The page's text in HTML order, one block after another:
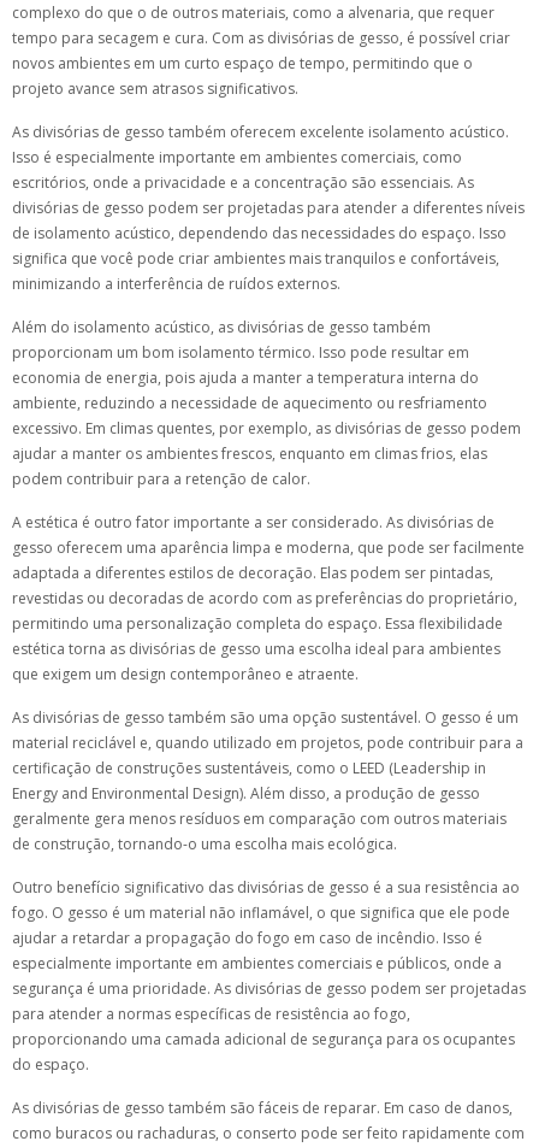
complexo do que o de outros materiais, como a alvenaria, que requer
tempo para secagem e cura. Com as divisórias de gesso, é possível criar
novos ambientes em um curto espaço de tempo, permitindo que o
projeto avance sem atrasos significativos.
As divisórias de gesso também oferecem excelente isolamento acústico.
Isso é especialmente importante em ambientes comerciais, como
escritórios, onde a privacidade e a concentração são essenciais. As
divisórias de gesso podem ser projetadas para atender a diferentes níveis
de isolamento acústico, dependendo das necessidades do espaço. Isso
significa que você pode criar ambientes mais tranquilos e confortáveis,
minimizando a interferência de ruídos externos.
Além do isolamento acústico, as divisórias de gesso também
proporcionam um bom isolamento térmico. Isso pode resultar em
economia de energia, pois ajuda a manter a temperatura interna do
ambiente, reduzindo a necessidade de aquecimento ou resfriamento
excessivo. Em climas quentes, por exemplo, as divisórias de gesso podem
ajudar a manter os ambientes frescos, enquanto em climas frios, elas
podem contribuir para a retenção de calor.
A estética é outro fator importante a ser considerado. As divisórias de
gesso oferecem uma aparência limpa e moderna, que pode ser facilmente
adaptada a diferentes estilos de decoração. Elas podem ser pintadas,
revestidas ou decoradas de acordo com as preferências do proprietário,
permitindo uma personalização completa do espaço. Essa flexibilidade
estética torna as divisórias de gesso uma escolha ideal para ambientes
que exigem um design contemporâneo e atraente.
As divisórias de gesso também são uma opção sustentável. O gesso é um
material reciclável e, quando utilizado em projetos, pode contribuir para a
certificação de construções sustentáveis, como o LEED (Leadership in
Energy and Environmental Design). Além disso, a produção de gesso
geralmente gera menos resíduos em comparação com outros materiais
de construção, tornando-o uma escolha mais ecológica.
Outro benefício significativo das divisórias de gesso é a sua resistência ao
fogo. O gesso é um material não inflamável, o que significa que ele pode
ajudar a retardar a propagação do fogo em caso de incêndio. Isso é
especialmente importante em ambientes comerciais e públicos, onde a
segurança é uma prioridade. As divisórias de gesso podem ser projetadas
para atender a normas específicas de resistência ao fogo,
proporcionando uma camada adicional de segurança para os ocupantes
do espaço.
As divisórias de gesso também são fáceis de reparar. Em caso de danos,
como buracos ou rachaduras, o conserto pode ser feito rapidamente com